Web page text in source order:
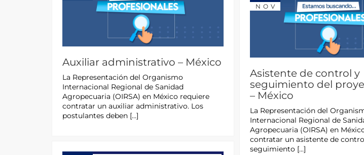
Auxiliar administrativo – México
La Representación del Organismo
Internacional Regional de Sanidad
Agropecuaria (OIRSA) en México requiere
contratar un auxiliar administrativo. Los
postulantes deben […]
NOV
Asistente de control y
seguimiento del
– México
La Representación del
Internacional Regional de
Agropecuaria (OIRSA) en
contratar un asistente de
seguimiento […]